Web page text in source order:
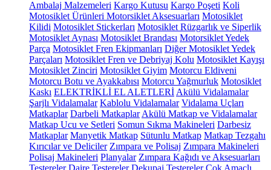
Ambalaj Malzemeleri Kargo Kutusu Kargo Poşeti Koli
Motosiklet Ürünleri Motorsiklet Aksesuarları Motosiklet
Kilidi Motosiklet Stickerları Motosiklet Rüzgarlık ve Siperlik
Motosiklet Aynası Motosiklet Brandası Motorsiklet Yedek
Parça Motosiklet Fren Ekipmanları Diğer Motosiklet Yedek
Parçaları Motosiklet Fren ve Debriyaj Kolu Motosiklet Kayışı
Motosiklet Zinciri Motosiklet Giyim Motorcu Eldiveni
Motorcu Botu ve Ayakkabısı Motorcu Yağmurluk Motosiklet
Kaskı ELEKTRİKLİ EL ALETLERİ Akülü Vidalamalar
Şarjlı Vidalamalar Kablolu Vidalamalar Vidalama Uçları
Matkaplar Darbeli Matkaplar Akülü Matkap ve Vidalamalar
Matkap Ucu ve Setleri Somun Sıkma Makineleri Darbesiz
Matkaplar Manyetik Matkap Sütunlu Matkap Matkap Tezgahı
Kırıcılar ve Deliciler Zımpara ve Polisaj Zımpara Makineleri
Polisaj Makineleri Planyalar Zımpara Kağıdı ve Aksesuarları
Testereler Daire Testereler Dekupaj Testereler Çok Amaçlı